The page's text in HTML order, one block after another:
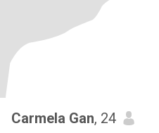
Carmela Gan, 24